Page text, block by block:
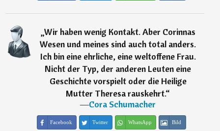
„Wir haben wenig Kontakt. Aber Corinnas
Wesen und meines sind auch total anders.
Ich bin eine ehrliche, eine weltoffene Frau.
Nicht der Typ, der anderen Leuten eine
Geschichte vorspielt oder die Heilige
Mutter Theresa rauskehrt.“
―Cora Schumacher
Facebook Twitter WhatsApp Bild